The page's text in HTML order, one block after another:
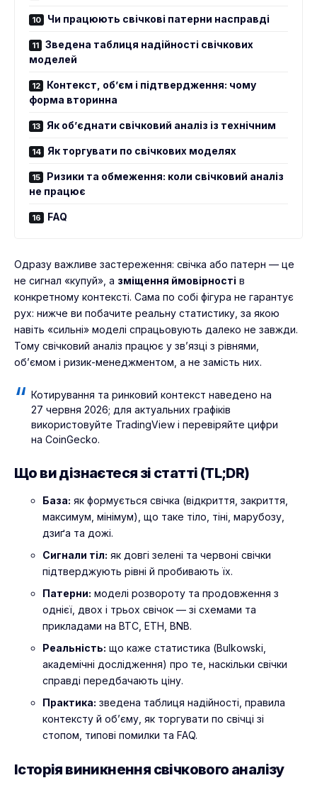
Чи працюють свічкові патерни насправді
Зведена таблиця надійності свічкових
моделей
Контекст, об’єм і підтвердження: чому
форма вторинна
Як об’єднати свічковий аналіз із технічним
Як торгувати по свічкових моделях
Ризики та обмеження: коли свічковий аналіз
не працює
FAQ
Одразу важливе застереження: свічка або патерн — це
не сигнал «купуй», а зміщення ймовірності в
конкретному контексті. Сама по собі фігура не гарантує
рух: нижче ви побачите реальну статистику, за якою
навіть «сильні» моделі спрацьовують далеко не завжди.
Тому свічковий аналіз працює у зв’язці з рівнями,
об’ємом і ризик-менеджментом, а не замість них.
Котирування та ринковий контекст наведено на
27 червня 2026; для актуальних графіків
використовуйте TradingView і перевіряйте цифри
на CoinGecko.
Що ви дізнаєтеся зі статті (TL;DR)
База: як формується свічка (відкриття, закриття,
максимум, мінімум), що таке тіло, тіні, марубозу,
дзиґа та дожі.
Сигнали тіл: як довгі зелені та червоні свічки
підтверджують рівні й пробивають їх.
Патерни: моделі розвороту та продовження з
однієї, двох і трьох свічок — зі схемами та
прикладами на BTC, ETH, BNB.
Реальність: що каже статистика (Bulkowski,
академічні дослідження) про те, наскільки свічки
справді передбачають ціну.
Практика: зведена таблиця надійності, правила
контексту й об’єму, як торгувати по свічці зі
стопом, типові помилки та FAQ.
Історія виникнення свічкового аналізу